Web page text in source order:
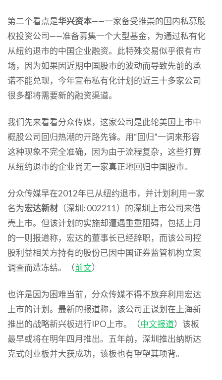
第二个看点是华兴资本——一家备受推崇的国内私募股
权投资公司——准备募集一个大型基金，为通过私有化
从纽约退市的中国企业融资。此特殊交易似乎很有市
场，因为如果因近期中国股市的波动而导致先前的承
诺不能兑现，今年宣布私有化计划的近三十多家公司
很多都将需要新的融资渠道。
我们先来看看分众传媒，这家公司是此轮美国上市中
概股公司回归热潮的开路先锋。用“回归”一词来形容
这种现象不完全准确，因为由于流程复杂，这些打算
从纽约退市的企业尚无一家真正地回归中国股市。
分众传媒早在2012年已从纽约退市，并计划利用一家
名为宏达新材 （深圳: 002211）的深圳上市公司来借
壳上市。但该计划的实施却遭遇重重阻碍，包括上月
的一则报道称，宏达的董事长已经辞职，而该公司控
股利益相关方持有的股份已因中国证券监管机构立案
调查而遭冻结。（前文）
也许是因为困难当前，分众传媒不得不放弃利用宏达
上市的计划。最新的报道称，该公司正谋划在上海新
推出的战略新兴板进行IPO上市。（中文报道）该板
最早或将在明年四月推出。五年前，深圳推出纳斯达
克式创业板并大获成功，该板也有望望其项背。